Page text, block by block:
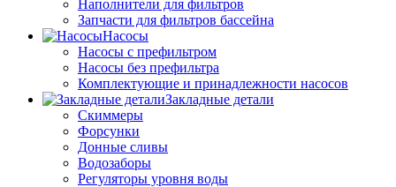
Наполнители для фильтров
Запчасти для фильтров бассейна
Насосы
Насосы с префильтром
Насосы без префильтра
Комплектующие и принадлежности насосов
Закладные детали
Скиммеры
Форсунки
Донные сливы
Водозаборы
Регуляторы уровня воды